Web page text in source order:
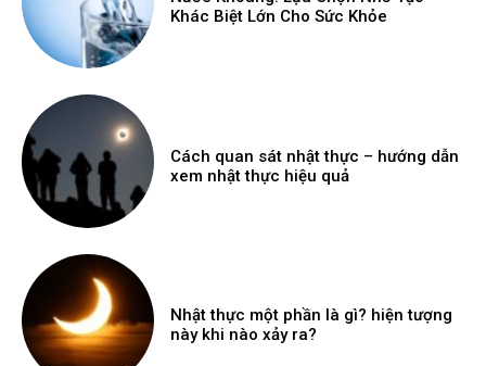
Khác Biệt Lớn Cho Sức Khỏe
Cách quan sát nhật thực – hướng dẫn
xem nhật thực hiệu quả
Nhật thực một phần là gì? hiện tượng
này khi nào xảy ra?